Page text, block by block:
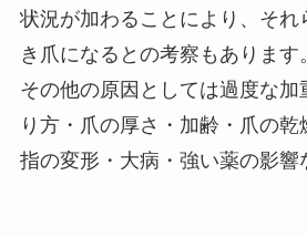
状況が加わることにより、それ
き爪になるとの考察もあります。
その他の原因としては過度な加
り方・爪の厚さ・加齢・爪の乾
指の変形・大病・強い薬の影響